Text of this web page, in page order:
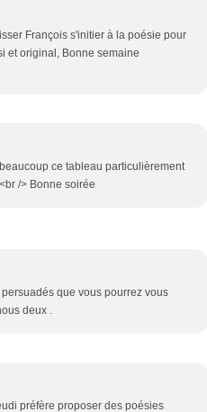
François s'initier à la poésie pour
et original, Bonne semaine
ce tableau particulièrement
/> Bonne soirée
que vous pourrez vous
deux .
préfère proposer des poésies